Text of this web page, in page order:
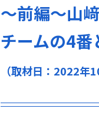
～前編～山
チームの4
（取材日：2022年